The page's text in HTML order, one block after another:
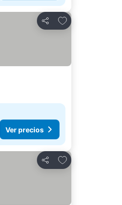
Compartir
Añadir a favoritos
Ver precios
Compartir
Añadir a favoritos